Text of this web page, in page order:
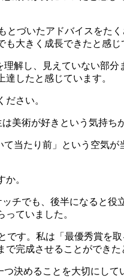
とづいたアドバイスをた
大きく成長できたと感じ
解し、見えていない部
したと感じています。
さい。
美術が好きという気持ち
当たり前」という空気
。
チでも、後半になると役
ていました。
です。私は「最優秀賞を
完成させることができた
決めることを大切にし